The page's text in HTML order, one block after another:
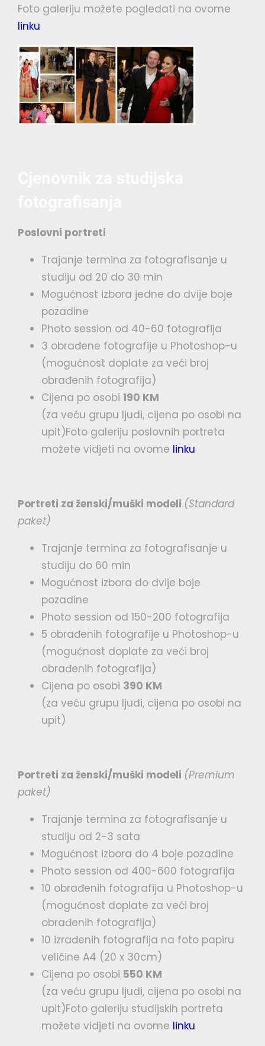
Foto galeriju možete pogledati na ovome
linku
Poslovni portreti
Trajanje termina za fotografisanje u
studiju od 20 do 30 min
Mogućnost izbora jedne do dvije boje
pozadine
Photo session od 40-60 fotografija
3 obrađene fotografije u Photoshop-u
(mogućnost doplate za veći broj
obrađenih fotografija)
Cijena po osobi 190 KM
(za veću grupu ljudi, cijena po osobi na
upit)Foto galeriju poslovnih portreta
možete vidjeti na ovome linku
Portreti za ženski/muški modeli (Standard
paket)
Trajanje termina za fotografisanje u
studiju do 60 min
Mogućnost izbora do dvije boje
pozadine
Photo session od 150-200 fotografija
5 obrađenih fotografije u Photoshop-u
(mogućnost doplate za veći broj
obrađenih fotografija)
Cijena po osobi 390 KM
(za veću grupu ljudi, cijena po osobi na
upit)
Portreti za ženski/muški modeli (Premium
paket)
Trajanje termina za fotografisanje u
studiju od 2-3 sata
Mogućnost izbora do 4 boje pozadine
Photo session od 400-600 fotografija
10 obrađenih fotografija u Photoshop-u
(mogućnost doplate za veći broj
obrađenih fotografija)
10 izrađenih fotografija na foto papiru
veličine A4 (20 x 30cm)
Cijena po osobi 550 KM
(za veću grupu ljudi, cijena po osobi na
upit)Foto galeriju studijskih portreta
možete vidjeti na ovome linku